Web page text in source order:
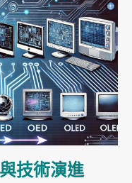
技術演進